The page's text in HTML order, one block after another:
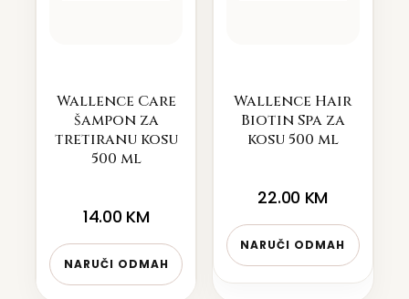
Wallence Care
šampon za
tretiranu kosu
500 ml
14.00 KM
NARUČI ODMAH
Wallence Hair
Biotin Spa za
kosu 500 ml
22.00 KM
NARUČI ODMAH